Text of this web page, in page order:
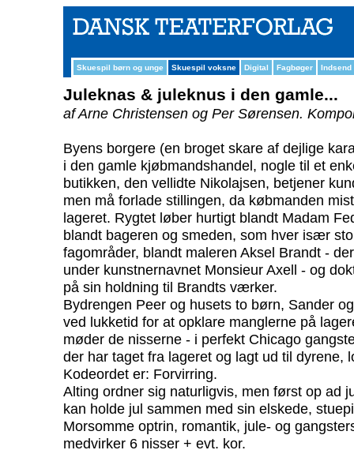
Skuespil børn og unge Skuespil voksne Digital Fagbøger Indsend
Juleknas & juleknus i den gamle...
af Arne Christensen og Per Sørensen.
Byens borgere (en broget skare af dejlige
i den gamle kjøbmandshandel, nogle til et
butikken, den vellidte Nikolajsen, betjener
men må forlade stillingen, da købmanden
lageret. Rygtet løber hurtigt blandt Madam
blandt bageren og smeden, som hver især
fagområder, blandt maleren Aksel Brandt -
under kunstnernavnet Monsieur Axell - og
på sin holdning til Brandts værker.
Bydrengen Peer og husets to børn, Sander
ved lukketid for at opklare manglerne på
møder de nisserne - i perfekt Chicago
der har taget fra lageret og lagt ud til dyrene,
Kodeordet er: Forvirring.
Alting ordner sig naturligvis, men først op ad
kan holde jul sammen med sin elskede,
Morsomme optrin, romantik, jule- og
medvirker 6 nisser + evt. kor.